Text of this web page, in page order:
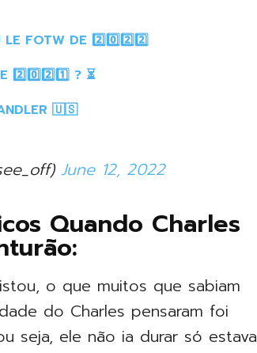
LE FOTW DE 2️⃣0️⃣2️⃣2️⃣
2️⃣0️⃣2️⃣1️⃣ ? ⏳
🇺🇸
June 12, 2022
Quando Charles
o que muitos que sabiam
do Charles pensaram foi
seja, ele não ia durar só estava